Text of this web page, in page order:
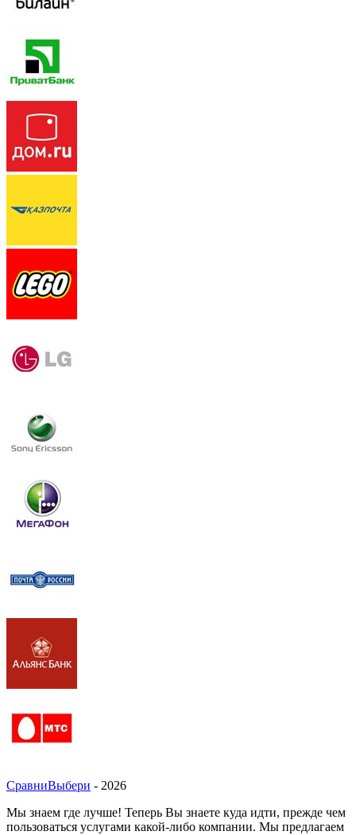
СравниВыбери - 2026
Мы знаем где лучше! Теперь Вы знаете куда идти, прежде чем
пользоваться услугами какой-либо компании. Мы предлагаем